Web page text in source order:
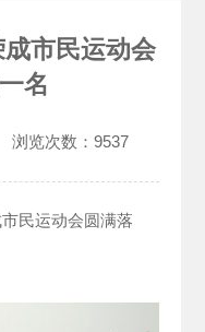
市民运动会
名
浏览次数： 9537
民运动会圆满落